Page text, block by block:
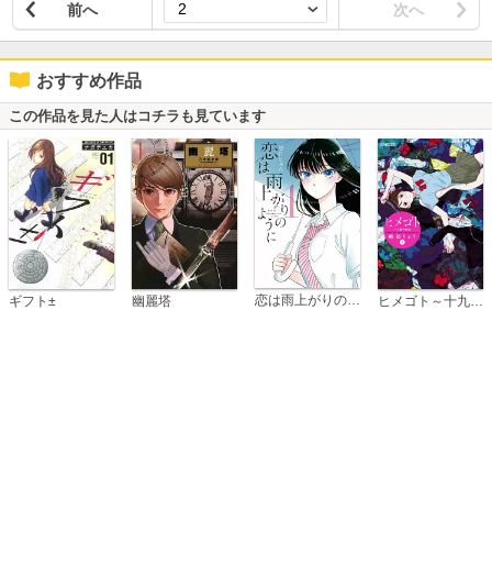
前へ 次へ
おすすめ作品
この作品を見た人はコチラも見ています
ギフト± 幽麗塔 恋は雨上がりのように